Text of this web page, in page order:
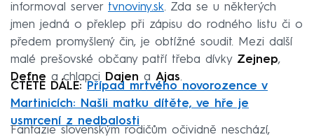
informoval server tvnoviny.sk. Zda se u některých
jmen jedná o překlep při zápisu do rodného listu či o
předem promyšlený čin, je obtížné soudit. Mezi další
malé prešovské občany patří třeba dívky Zejnep,
Defne a chlapci Dajen a Ajas.
ČTĚTE DÁLE: Případ mrtvého novorozence v
Martinicích: Našli matku dítěte, ve hře je
usmrcení z nedbalosti
Fantazie slovenským rodičům očividně neschází,